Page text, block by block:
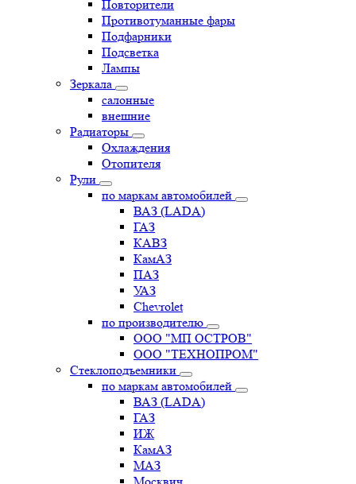
Повторители
Противотуманные фары
Подфарники
Подсветка
Лампы
Зеркала
салонные
внешние
Радиаторы
Охлаждения
Отопителя
Рули
по маркам автомобилей
ВАЗ (LADA)
ГАЗ
КАВЗ
КамАЗ
ПАЗ
УАЗ
Chevrolet
по производителю
ООО "МП ОСТРОВ"
ООО "ТЕХНОПРОМ"
Стеклоподъемники
по маркам автомобилей
ВАЗ (LADA)
ГАЗ
ИЖ
КамАЗ
МАЗ